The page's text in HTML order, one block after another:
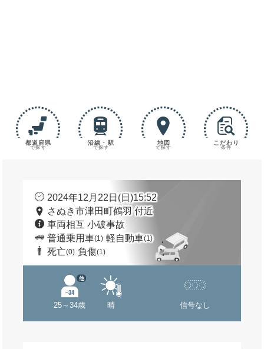
都道府県
で探す
沿線・駅
で探す
地図
で探す
こだわり
条件
2024年12月22日(日)15:52
さぬき市津田町鶴羽 付近
車両相互 小破事故
普通乗用車(1) 軽自動車(1)
死亡(0) 負傷(1)
25～34歳
他
晴 信号なし